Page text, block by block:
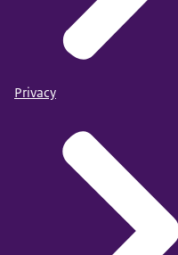
Privacy